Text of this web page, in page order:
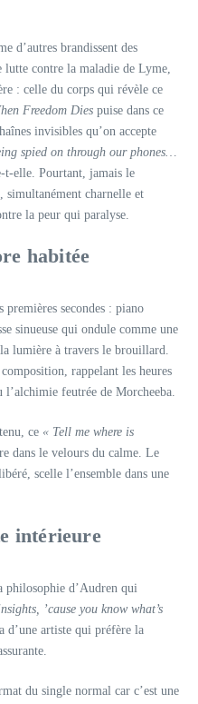
d’autres brandissent des
lutte contre la maladie de Lyme,
: celle du corps qui révèle ce
Freedom Dies puise dans ce
invisibles qu’on accepte
spied on through our phones…
t-elle. Pourtant, jamais le
simultanément charnelle et
la peur qui paralyse.
habitée
premières secondes : piano
sinueuse qui ondule comme une
lumière à travers le brouillard.
rappelant les heures
feutrée de Morcheeba.
ce « Tell me where is
dans le velours du calme. Le
scelle l’ensemble dans une
intérieure
philosophie d’Audren qui
’cause you know what’s
d’une artiste qui préfère la
du single normal car c’est une